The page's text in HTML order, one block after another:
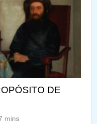
DE
mins